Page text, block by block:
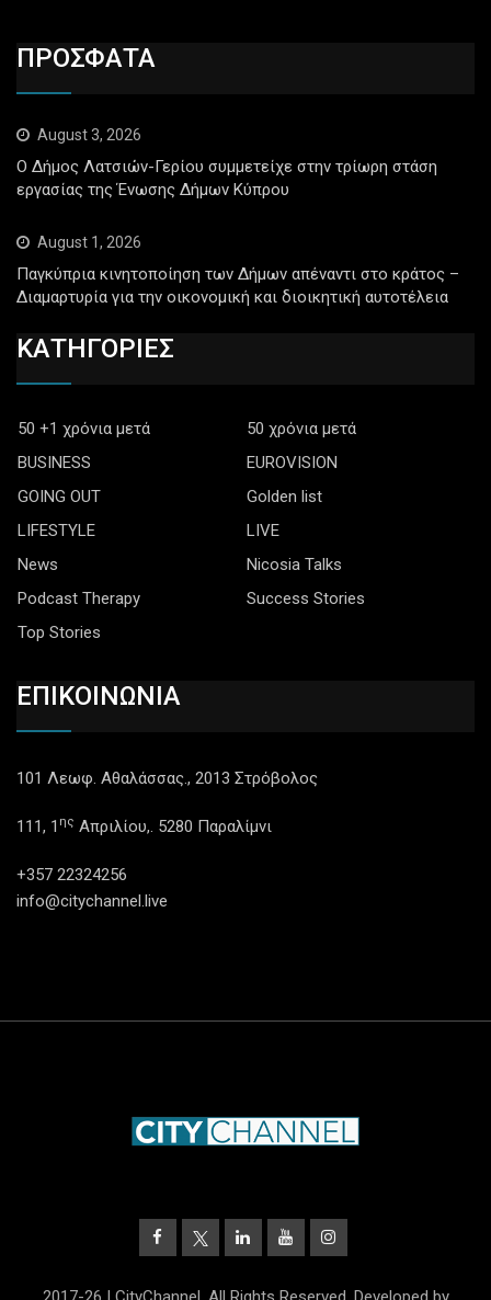
ΠΡΟΣΦΑΤΑ
August 3, 2026
Ο Δήμος Λατσιών-Γερίου συμμετείχε στην τρίωρη στάση
εργασίας της Ένωσης Δήμων Κύπρου
August 1, 2026
Παγκύπρια κινητοποίηση των Δήμων απέναντι στο κράτος –
Διαμαρτυρία για την οικονομική και διοικητική αυτοτέλεια
ΚΑΤΗΓΟΡΙΕΣ
50 +1 χρόνια μετά
50 χρόνια μετά
BUSINESS
EUROVISION
GOING OUT
Golden list
LIFESTYLE
LIVE
News
Nicosia Talks
Podcast Therapy
Success Stories
Top Stories
ΕΠΙΚΟΙΝΩΝΙΑ
101 Λεωφ. Αθαλάσσας., 2013 Στρόβολος
111, 1 ης Απριλίου,. 5280 Παραλίμνι
+357 22324256
info@citychannel.live